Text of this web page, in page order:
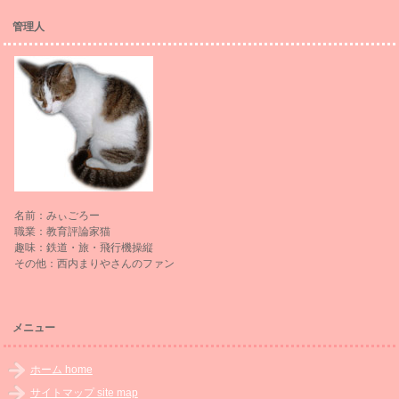
管理人
名前：みぃごろー
職業：教育評論家猫
趣味：鉄道・旅・飛行機操縦
その他：西内まりやさんのファン
メニュー
ホーム home
サイトマップ site map